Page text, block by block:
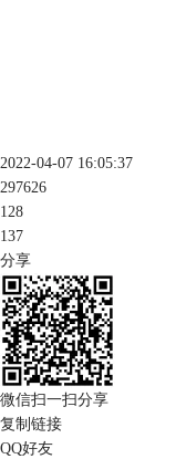
2022-04-07 16:05:37
297626
128
137
分享
微信扫一扫分享
复制链接
QQ好友